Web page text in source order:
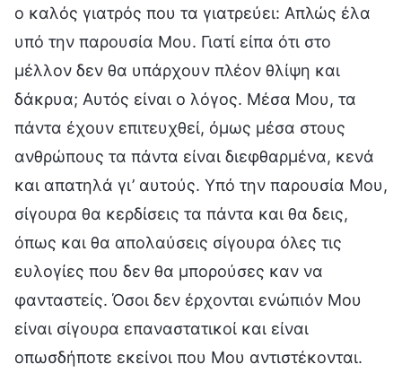
ο καλός γιατρός που τα γιατρεύει: Απλώς έλα
υπό την παρουσία Μου. Γιατί είπα ότι στο
μέλλον δεν θα υπάρχουν πλέον θλίψη και
δάκρυα; Αυτός είναι ο λόγος. Μέσα Μου, τα
πάντα έχουν επιτευχθεί, όμως μέσα στους
ανθρώπους τα πάντα είναι διεφθαρμένα, κενά
και απατηλά γι’ αυτούς. Υπό την παρουσία Μου,
σίγουρα θα κερδίσεις τα πάντα και θα δεις,
όπως και θα απολαύσεις σίγουρα όλες τις
ευλογίες που δεν θα μπορούσες καν να
φανταστείς. Όσοι δεν έρχονται ενώπιόν Μου
είναι σίγουρα επαναστατικοί και είναι
οπωσδήποτε εκείνοι που Μου αντιστέκονται.